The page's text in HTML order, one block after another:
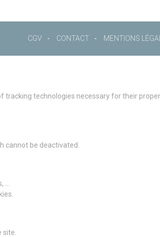
CGV CONTACT MENTIONS
tracking technologies necessary for their
cannot be deactivated.